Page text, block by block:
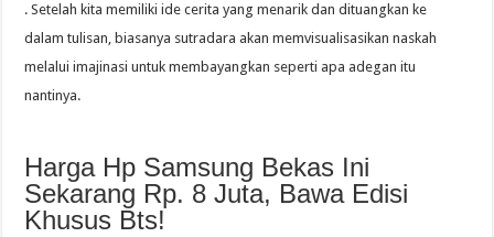
. Setelah kita memiliki ide cerita yang menarik dan dituangkan ke
dalam tulisan, biasanya sutradara akan memvisualisasikan naskah
melalui imajinasi untuk membayangkan seperti apa adegan itu
nantinya.
Harga Hp Samsung Bekas Ini
Sekarang Rp. 8 Juta, Bawa Edisi
Khusus Bts!